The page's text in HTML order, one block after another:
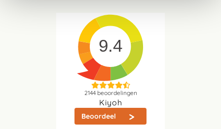
9.4
2144beoordelingen
Kiyoh
Beoordeel